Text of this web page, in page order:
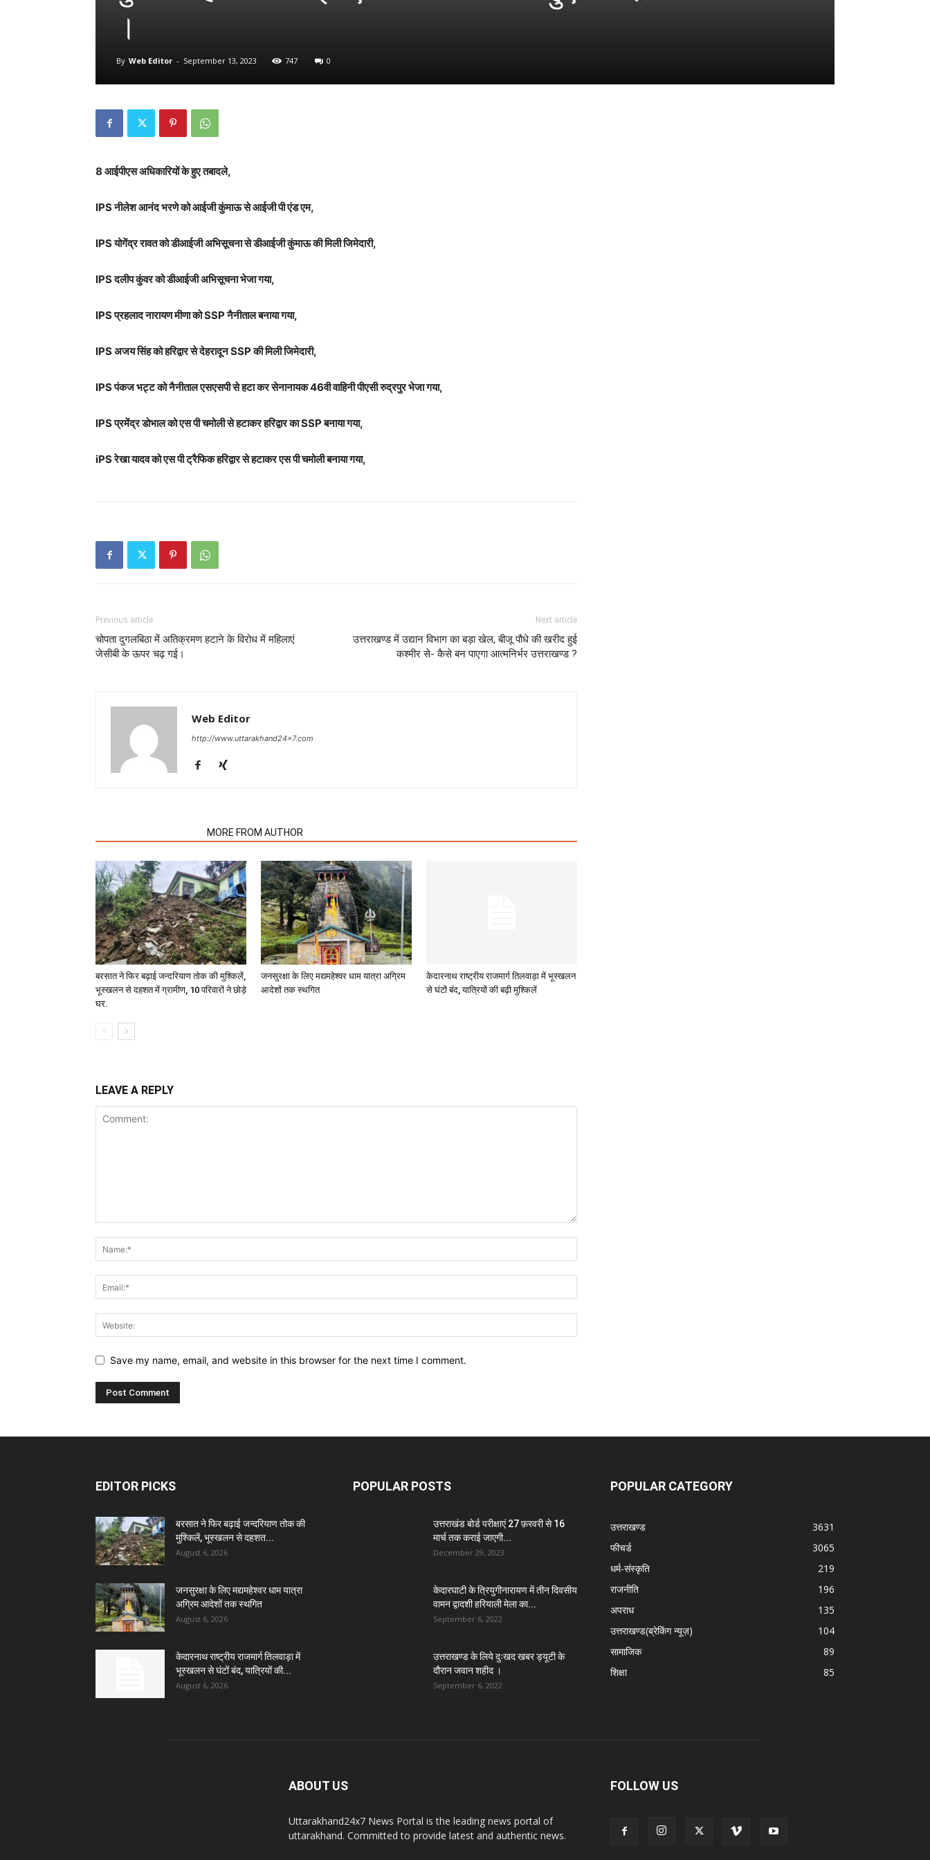
।
By Web Editor - September 13, 2023 747 0
8 आईपीएस अधिकारियों के हुए तबादले,
IPS नीलेश आनंद भरणे को आईजी कुंमाऊ से आईजी पी एंड एम,
IPS योगेंद्र रावत को डीआईजी अभिसूचना से डीआईजी कुंमाऊ की मिली जिमेदारी,
IPS दलीप कुंवर को डीआईजी अभिसूचना भेजा गया,
IPS प्रहलाद नारायण मीणा को SSP नैनीताल बनाया गया,
IPS अजय सिंह को हरिद्वार से देहरादून SSP की मिली जिमेदारी,
IPS पंकज भट्ट को नैनीताल एसएसपी से हटा कर सेनानायक 46वी वाहिनी पीएसी रुद्रपुर भेजा गया,
IPS प्रमेंद्र डोभाल को एस पी चमोली से हटाकर हरिद्वार का SSP बनाया गया,
iPS रेखा यादव को एस पी ट्रैफिक हरिद्वार से हटाकर एस पी चमोली बनाया गया,
Previous article
चोपता दुगलबिठा में अतिक्रमण हटाने के विरोध में महिलाएं
जेसीबी के ऊपर चढ़ गई।
Next article
उत्तराखण्ड में उद्यान विभाग का बड़ा खेल, बीजू पौधे की खरीद हुई
कश्मीर से- कैसे बन पाएगा आत्मनिर्भर उत्तराखण्ड ?
Web Editor
http://www.uttarakhand24x7.com
MORE FROM AUTHOR
बरसात ने फिर बढ़ाई जन्दरियाण तोक की मुश्किलें,
भूस्खलन से दहशत में ग्रामीण, 10 परिवारों ने छोड़े
घर.
जनसुरक्षा के लिए मद्यमहेश्वर धाम यात्रा अग्रिम
आदेशों तक स्थगित
केदारनाथ राष्ट्रीय राजमार्ग तिलवाड़ा में भूस्खलन
से घंटों बंद, यात्रियों की बढ़ी मुश्किलें
LEAVE A REPLY
Save my name, email, and website in this browser for the next time I comment.
EDITOR PICKS
बरसात ने फिर बढ़ाई जन्दरियाण तोक की
मुश्किलें, भूस्खलन से दहशत...
August 6, 2026
जनसुरक्षा के लिए मद्यमहेश्वर धाम यात्रा
अग्रिम आदेशों तक स्थगित
August 6, 2026
केदारनाथ राष्ट्रीय राजमार्ग तिलवाड़ा में
भूस्खलन से घंटों बंद, यात्रियों की...
August 6, 2026
POPULAR POSTS
उत्तराखंड बोर्ड परीक्षाएं 27 फ़रवरी से 16
मार्च तक कराई जाएगी...
December 29, 2023
केदारघाटी के त्रियुगीनारायण में तीन दिवसीय
वामन द्वादशी हरियाली मेला का...
September 6, 2022
उत्तराखण्ड के लिये दुःखद खबर ड्यूटी के
दौरान जवान शहीद ।
September 6, 2022
POPULAR CATEGORY
उत्तराखण्ड
3631
फीचर्ड
3065
धर्म-संस्कृति
219
राजनीति
196
अपराध
135
उत्तराखण्ड(ब्रेकिंग न्यूज़)
104
सामाजिक
89
शिक्षा
85
ABOUT US
Uttarakhand24x7 News Portal is the leading news portal of
uttarakhand. Committed to provide latest and authentic news.
FOLLOW US